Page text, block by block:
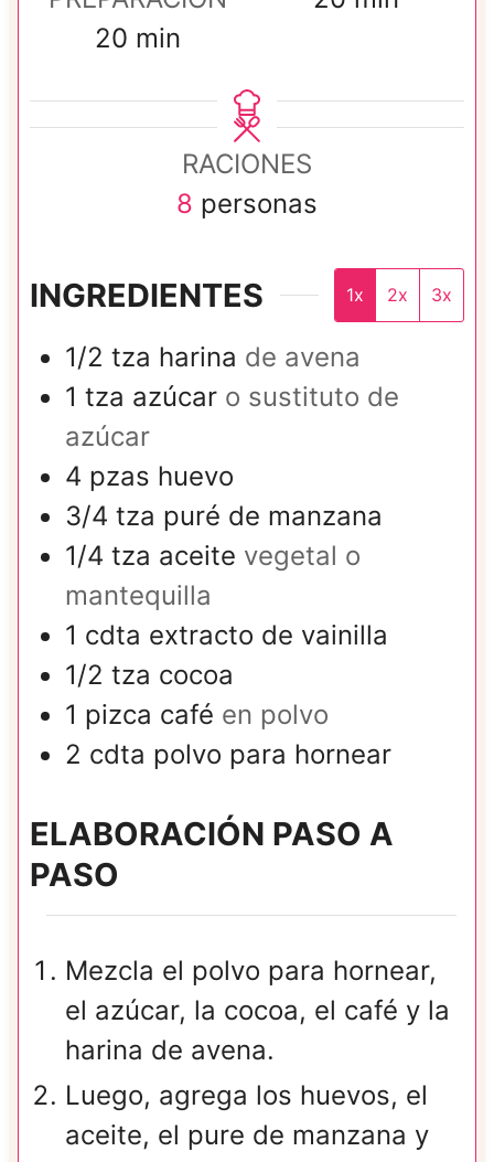
20 m
s
min
RACIONES
8 personas
INGREDIENTES 1x 2x 3x
1/2 tza harina de avena
1 tza azúcar o sustituto de
azúcar
4 pzas huevo
3/4 tza puré de manzana
1/4 tza aceite vegetal o
mantequilla
1 cdta extracto de vainilla
1/2 tza cocoa
1 pizca café en polvo
2 cdta polvo para hornear
ELABORACIÓN PASO A
PASO
Mezcla el polvo para hornear,
el azúcar, la cocoa, el café y la
harina de avena.
Luego, agrega los huevos, el
aceite, el pure de manzana y